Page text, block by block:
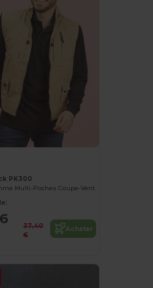
PK300
Multi-Poches Coupe-Vent
37,40
€
Acheter